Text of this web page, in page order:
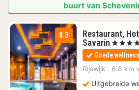
buurt van
8.3
Restaurant,
Savarin 1
nacht
vanaf
€
, 5 Sterren
Goede wellness
Rijswijk · 6.8 km
Uitgebreide